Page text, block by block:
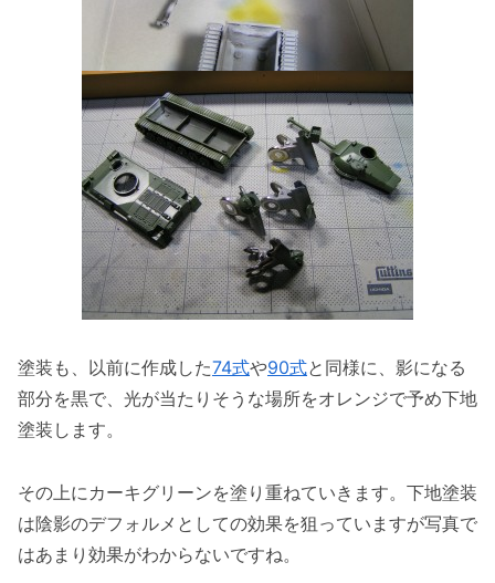
塗装も、以前に作成した74式や90式と同様に、影になる
部分を黒で、光が当たりそうな場所をオレンジで予め下地
塗装します。
その上にカーキグリーンを塗り重ねていきます。下地塗装
は陰影のデフォルメとしての効果を狙っていますが写真で
はあまり効果がわからないですね。